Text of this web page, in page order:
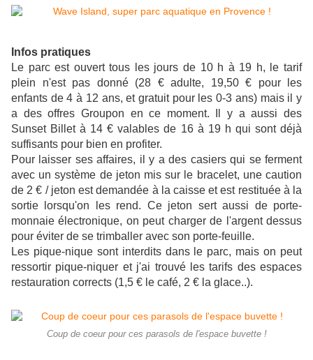
Infos pratiques
Le parc est ouvert tous les jours de 10 h à 19 h, le tarif
plein n'est pas donné (28 € adulte, 19,50 € pour les
enfants de 4 à 12 ans, et gratuit pour les 0-3 ans) mais il y
a des offres Groupon en ce moment. Il y a aussi des
Sunset Billet à 14 € valables de 16 à 19 h qui sont déjà
suffisants pour bien en profiter.
Pour laisser ses affaires, i l y a des casiers qui se ferment
avec un système de jeton mis sur le bracelet, une caution
de 2 € / jeton est demandée à la caisse et est restituée à la
sortie lorsqu'on les rend. Ce jeton sert aussi de porte-
monnaie électronique, on peut charger de l'argent dessus
pour éviter de se trimballer avec son porte-feuille.
Les pique-nique sont interdits dans le parc, mais on peut
ressortir pique-niquer et j'ai trouvé les tarifs des espaces
restauration corrects (1,5 € le café, 2 € la glace..).
Coup de coeur pour ces parasols de l'espace buvette !